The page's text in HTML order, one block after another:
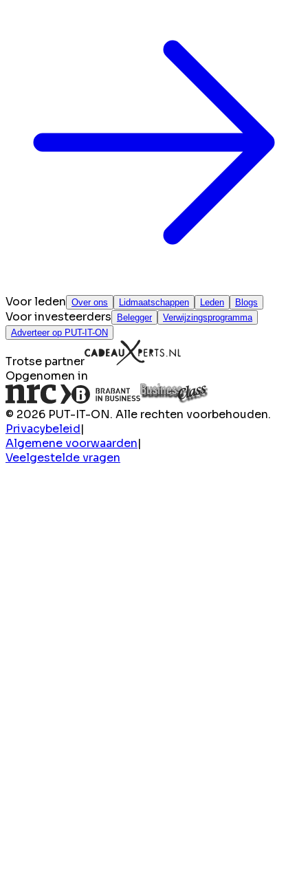
Voor leden Over ons Lidmaatschappen Leden Blogs
Voor investeerders Belegger
Verwijzingsprogramma
Adverteer op PUT-IT-ON
Trotse partner
Opgenomen in
© 2026 PUT-IT-ON. Alle rechten voorbehouden.
Privacybeleid|
Algemene voorwaarden|
Veelgestelde vragen